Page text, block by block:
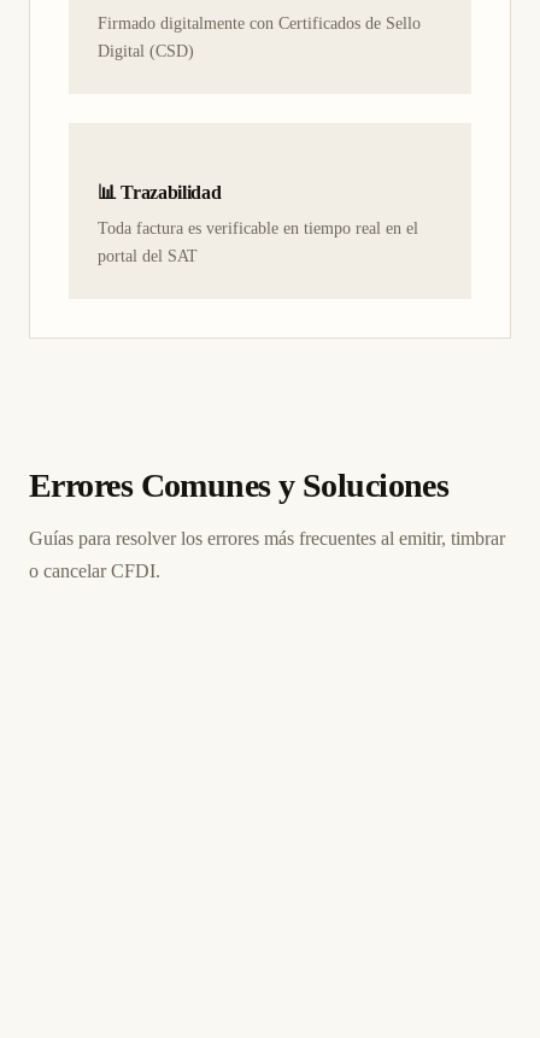
Firmado digitalmente con Certificados de Sello
Digital (CSD)
📊 Trazabilidad
Toda factura es verificable en tiempo real en el
portal del SAT
Errores Comunes y Soluciones
Guías para resolver los errores más frecuentes al emitir, timbrar
o cancelar CFDI.